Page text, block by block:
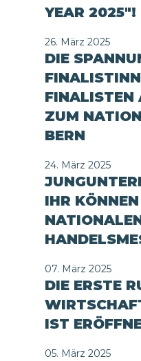
YEAR 2025"!
26. März 2025
DIE
FINALISTEN
ZUM
BERN
24. März 2025
IHR
07. März 2025
DIE ERSTE
IST
05. März 2025